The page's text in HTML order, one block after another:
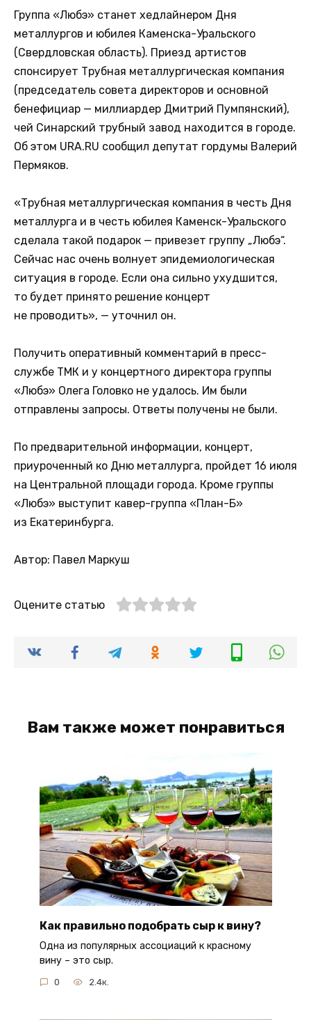
Группа «Любэ» станет хедлайнером Дня
металлургов и юбилея Каменска-Уральского
(Свердловская область). Приезд артистов
спонсирует Трубная металлургическая компания
(председатель совета директоров и основной
бенефициар — миллиардер Дмитрий Пумпянский),
чей Синарский трубный завод находится в городе.
Об этом URA.RU сообщил депутат гордумы Валерий
Пермяков.
«Трубная металлургическая компания в честь Дня
металлурга и в честь юбилея Каменск-Уральского
сделала такой подарок — привезет группу „Любэ“.
Сейчас нас очень волнует эпидемиологическая
ситуация в городе. Если она сильно ухудшится,
то будет принято решение концерт
не проводить», — уточнил он.
Получить оперативный комментарий в пресс-
службе ТМК и у концертного директора группы
«Любэ» Олега Головко не удалось. Им были
отправлены запросы. Ответы получены не были.
По предварительной информации, концерт,
приуроченный ко Дню металлурга, пройдет 16 июля
на Центральной площади города. Кроме группы
«Любэ» выступит кавер-группа «План-Б»
из Екатеринбурга.
Автор: Павел Маркуш
Оцените статью
Вам также может понравиться
Как правильно подобрать сыр к вину?
Одна из популярных ассоциаций к красному
вину – это сыр.
0 2.4к.